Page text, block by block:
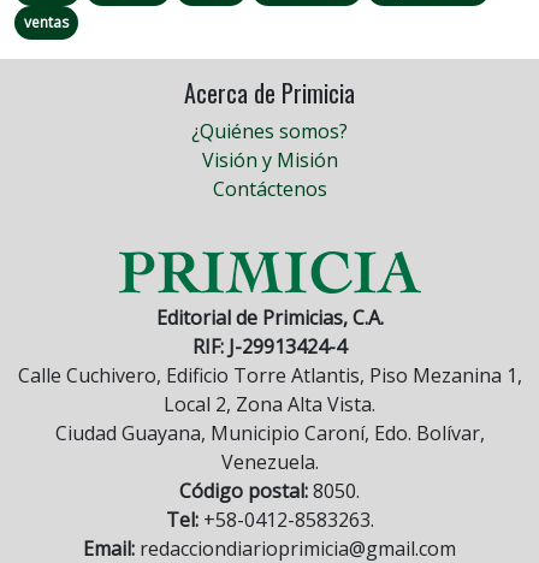
ventas
Acerca de Primicia
¿Quiénes somos?
Visión y Misión
Contáctenos
Editorial de Primicias, C.A.
RIF: J-29913424-4
Calle Cuchivero, Edificio Torre Atlantis, Piso Mezanina 1,
Local 2, Zona Alta Vista.
Ciudad Guayana, Municipio Caroní, Edo. Bolívar,
Venezuela.
Código postal:8050.
Tel:+58-0412-8583263.
Email: redacciondiarioprimicia@gmail.com